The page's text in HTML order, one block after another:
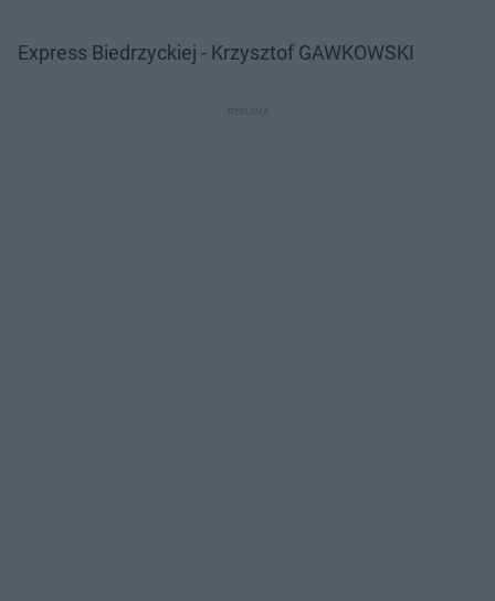
Express Biedrzyckiej - Krzysztof GAWKOWSKI